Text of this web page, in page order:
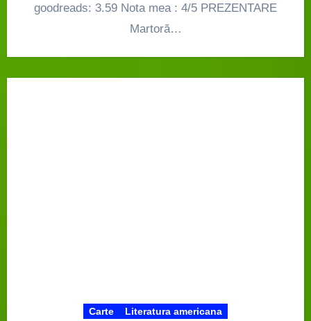
goodreads: 3.59 Nota mea : 4/5 PREZENTARE
Martoră…
Carte Literatura americana